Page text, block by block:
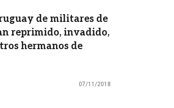
de militares de
reprimido, invadido,
hermanos de
07/11/2018